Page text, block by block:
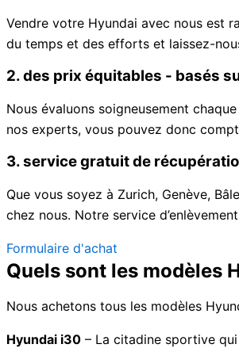
Vendre votre Hyundai avec nous est
du temps et des efforts et laissez-
2. des prix équitables - basés
Nous évaluons soigneusement
nos experts, vous pouvez donc
3. service gratuit de
Que vous soyez à Zurich, Genève,
chez nous. Notre service
Formulaire d'achat
Quels sont les modèles
Nous achetons tous les modèles
Hyundai i30 – La citadine sportive